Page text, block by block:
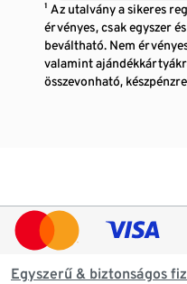
¹ Az utalvány a sikeres
érvényes, csak egyszer
beváltható. Nem
valamint
összevonható,
Egyszerű & biztonságos